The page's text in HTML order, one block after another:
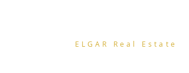
ELGAR Real Estate